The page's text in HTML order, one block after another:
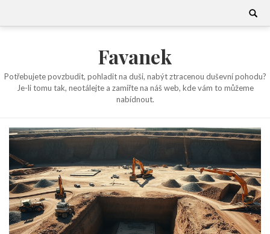
Search
Favanek
Potřebujete povzbudit, pohladit na duši, nabýt ztracenou duševní pohodu?
Je-li tomu tak, neotálejte a zamiřte na náš web, kde vám to můžeme
nabídnout.